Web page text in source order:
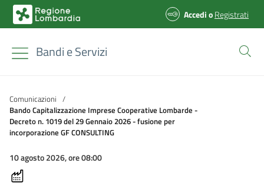
AccedioRegistrati
Bandi e Servizi
Comunicazioni /
Bando Capitalizzazione Imprese Cooperative Lombarde -
Decreto n. 1019 del 29 Gennaio 2026 - fusione per
incorporazione GF CONSULTING
10 agosto 2026, ore 08:00